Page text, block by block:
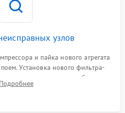
узлов
и пайка нового агрегата
Установка нового фильтра-
вентиляторов обдува,
поврежденных дверных петель.
Подробнее